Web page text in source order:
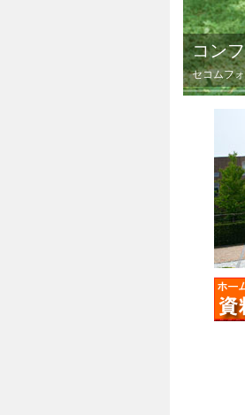
コン
セコムフ